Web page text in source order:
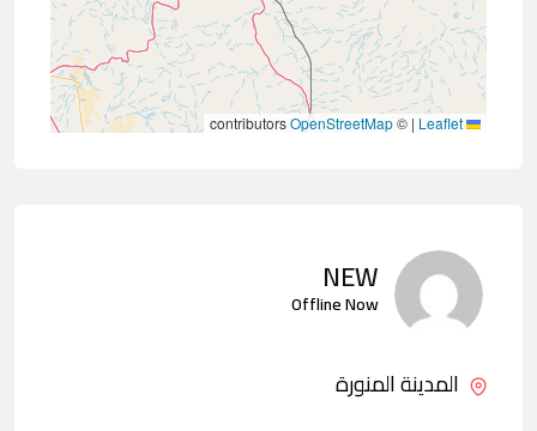
|
©
OpenStreetMap
NEW
Offline Now
المدينة المنورة